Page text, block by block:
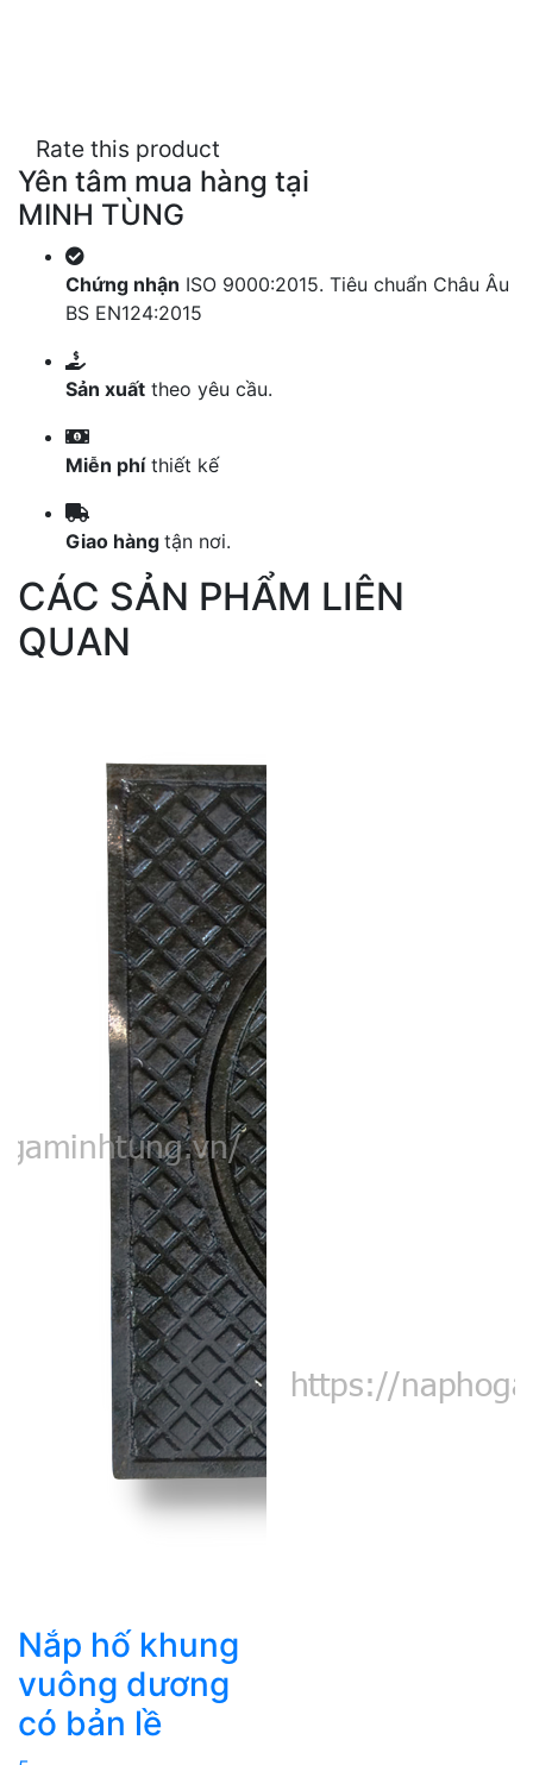
Rate this product
Yên tâm mua hàng tại
MINH TÙNG
Chứng nhận ISO 9000:2015. Tiêu chuẩn Châu Âu
BS EN124:2015
Sản xuất theo yêu cầu.
Miễn phíthiết kế
Giao hàng tận nơi.
CÁC SẢN PHẨM LIÊN
QUAN
Nắp hố khung
vuông dương
có bản lề